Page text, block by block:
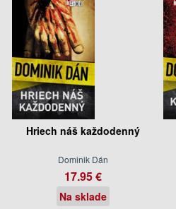
Hriech náš každodenný
Dominik Dán
17.95 €
Na sklade